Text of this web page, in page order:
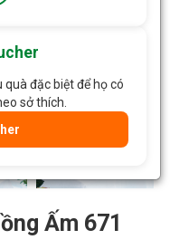
Ấm 671
đặc biệt để họ có
sở thích.